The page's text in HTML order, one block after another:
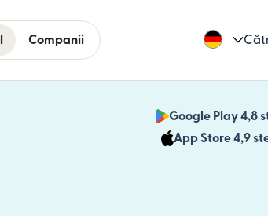
Companii
Google Play 4,8
App Store 4,9